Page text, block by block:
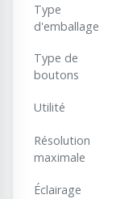
Type
d'emballage
Type de
boutons
Utilité
Résolution
maximale
Éclairage